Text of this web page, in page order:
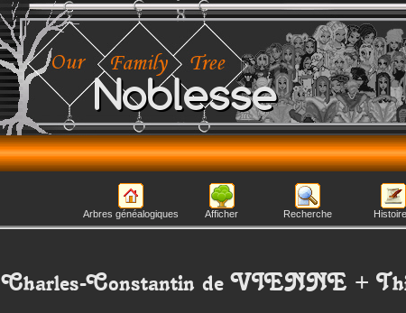
Noblesse
Arbres généalogiques Afficher Recherche
Charles-Constantin de VIENNE +